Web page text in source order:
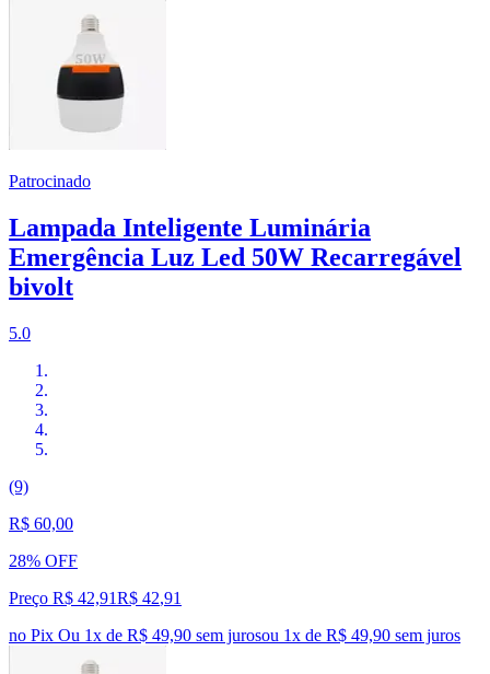
Patrocinado
Lampada Inteligente Luminária
Emergência Luz Led 50W Recarregável
bivolt
5.0
(9)
R$ 60,00
28% OFF
Preço R$ 42,91R$ 42,91
no Pix Ou 1x de R$ 49,90 sem jurosou 1x de R$ 49,90 sem juros